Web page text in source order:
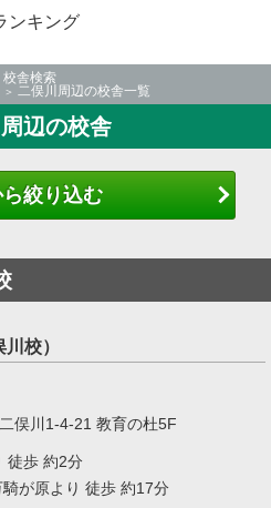
ンキング
校舎検索
二俣川周辺の校舎一覧
辺の校舎
ら絞り込む
校）
俣川1-4-21 教育の杜5F
徒歩 約2分
が原より 徒歩 約17分